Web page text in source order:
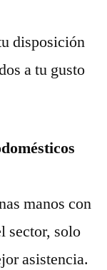
disposición
a tu gusto
manos con
sector, solo
asistencia.